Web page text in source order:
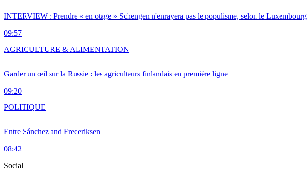
INTERVIEW : Prendre « en otage » Schengen n'enrayera pas le populisme, selon le Luxembourg
09:57
Garder un œil sur la Russie : les agriculteurs finlandais en première ligne
09:20
AGRICULTURE & ALIMENTATION
Entre Sánchez and Frederiksen
08:42
POLITIQUE
Social